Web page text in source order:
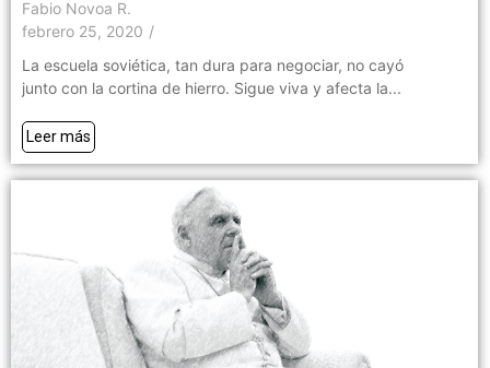
Fabio Novoa R.
febrero 25, 2020 /
La escuela soviética, tan dura para negociar, no cayó
junto con la cortina de hierro. Sigue viva y afecta la...
Leer más